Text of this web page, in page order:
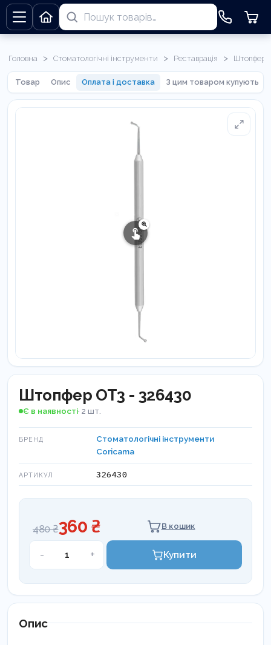
Головна > Стоматологічні інструменти > Реставрація > Штопфери
Товар Опис Оплата і доставка З цим товаром купують
Штопфер OT3 - 326430
Є в наявності· 2 шт.
БРЕНД
Стоматологічні інструменти
Coricama
АРТИКУЛ 326430
480 ₴360 ₴ В кошик
-
Штопфер
+ Купити
Опис